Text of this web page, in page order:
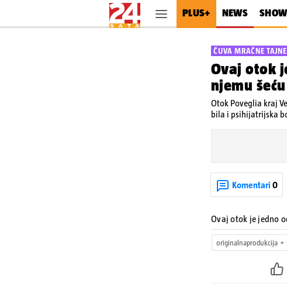
PLUS+ NEWS SHOW
ČUVA MRAČNE TAJNE
Ovaj otok
njemu
Otok Poveglia kraj
bila i psihijatrijska
Komentari 0
Ovaj otok je jedno
originalnaprodukcija